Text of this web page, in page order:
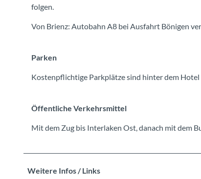
folgen.
Von Brienz: Autobahn A8 bei Ausfahrt Bönigen
Parken
Kostenpflichtige Parkplätze sind hinter dem Hotel
Öffentliche Verkehrsmittel
Mit dem Zug bis Interlaken Ost, danach mit dem
Weitere Infos / Links